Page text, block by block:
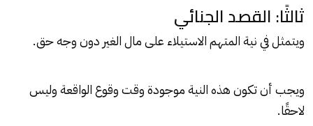
ثالثًا: القصد الجنائي
ويتمثل في نية المتهم الاستيلاء على مال الغير دون وجه حق.
ويجب أن تكون هذه النية موجودة وقت وقوع الواقعة وليس
لاحقًا.